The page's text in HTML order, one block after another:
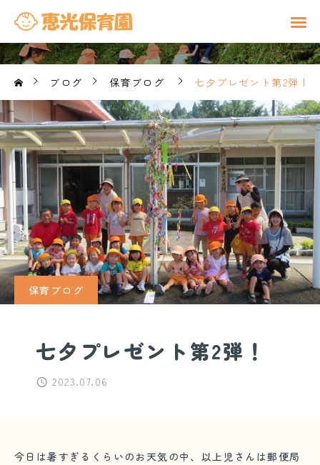
ブログ 保育ブログ 七夕プレゼント第2弾！
保育ブログ
七夕プレゼント第2弾！
2023.07.06
今日は暑すぎるくらいのお天気の中、以上児さんは郵便局